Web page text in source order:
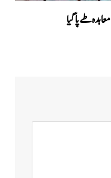
طے پاگیا